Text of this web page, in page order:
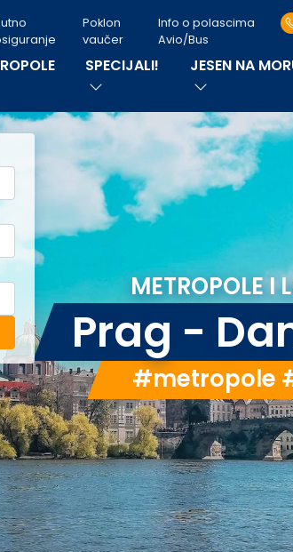
Poklon
vaučer
Info o polascima
Avio/Bus
SPECIJALI! JESEN NA
METROPOLE I
Prag -
#metropole